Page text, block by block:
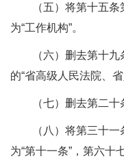
（五）将第十五条第
为“工作机构”。
（六）删去第十九
的“省高级人民法院、省
（七）删去第二十条
（八）将第三十一条
为“第十一条”，第六十